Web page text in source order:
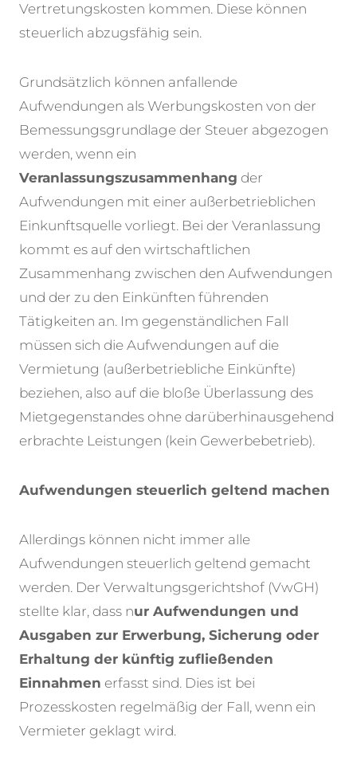
Vertretungskosten kommen. Diese können
steuerlich abzugsfähig sein.
Grundsätzlich können anfallende
Aufwendungen als Werbungskosten von der
Bemessungsgrundlage der Steuer abgezogen
werden, wenn ein
Veranlassungszusammenhang der
Aufwendungen mit einer außerbetrieblichen
Einkunftsquelle vorliegt. Bei der Veranlassung
kommt es auf den wirtschaftlichen
Zusammenhang zwischen den Aufwendungen
und der zu den Einkünften führenden
Tätigkeiten an. Im gegenständlichen Fall
müssen sich die Aufwendungen auf die
Vermietung (außerbetriebliche Einkünfte)
beziehen, also auf die bloße Überlassung des
Mietgegenstandes ohne darüberhinausgehend
erbrachte Leistungen (kein Gewerbebetrieb).
Aufwendungen steuerlich geltend machen
Allerdings können nicht immer alle
Aufwendungen steuerlich geltend gemacht
werden. Der Verwaltungsgerichtshof (VwGH)
stellte klar, dass nur Aufwendungen und
Ausgaben zur Erwerbung, Sicherung oder
Erhaltung der künftig zufließenden
Einnahmen erfasst sind. Dies ist bei
Prozesskosten regelmäßig der Fall, wenn ein
Vermieter geklagt wird.